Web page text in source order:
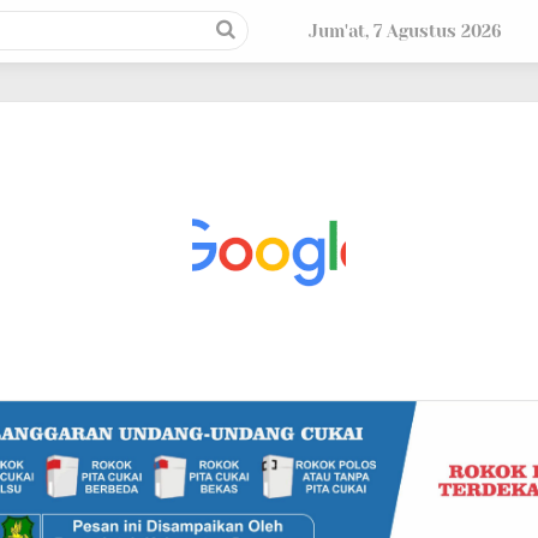
Jum'at, 7 Agustus 2026